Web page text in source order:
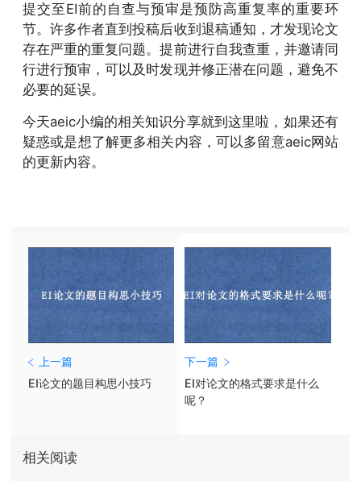
提交至EI前的自查与预审是预防高重复率的重要环
节。许多作者直到投稿后收到退稿通知，才发现论文
存在严重的重复问题。提前进行自我查重，并邀请同
行进行预审，可以及时发现并修正潜在问题，避免不
必要的延误。
今天aeic小编的相关知识分享就到这里啦，如果还有
疑惑或是想了解更多相关内容，可以多留意aeic网站
的更新内容。
上一篇
EI论文的题目构思小技巧
下一篇
EI对论文的格式要求是什么
呢？
相关阅读